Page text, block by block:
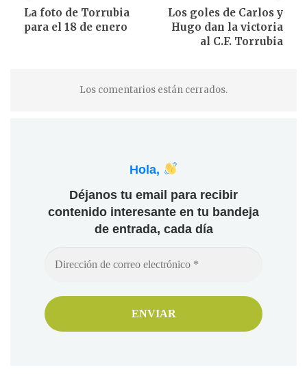
La foto de Torrubia
para el 18 de enero
Los goles de Carlos y
Hugo dan la victoria
al C.F. Torrubia
Los comentarios están cerrados.
Hola,
Déjanos tu email para recibir
contenido interesante en tu bandeja
de entrada, cada día